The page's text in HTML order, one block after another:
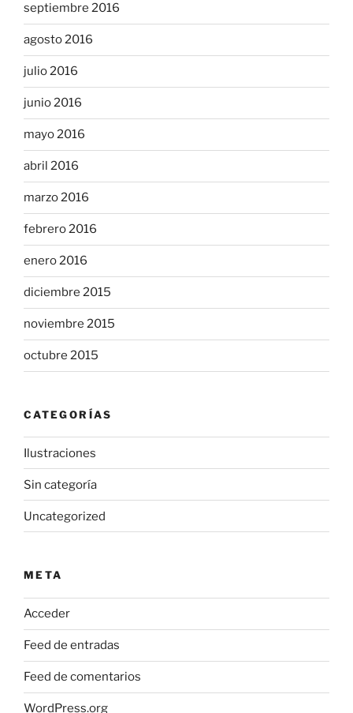
septiembre 2016
agosto 2016
julio 2016
junio 2016
mayo 2016
abril 2016
marzo 2016
febrero 2016
enero 2016
diciembre 2015
noviembre 2015
octubre 2015
CATEGORÍAS
Ilustraciones
Sin categoría
Uncategorized
META
Acceder
Feed de entradas
Feed de comentarios
WordPress.org